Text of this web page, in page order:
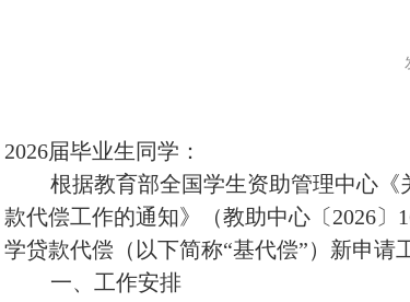
2026届毕业生同学：
根据教育部全国学生资助管理中心《
款代偿工作的通知》（教助中心〔 2026〕
学贷款代偿（以下简称“基代偿”）新申请
一、工作安排